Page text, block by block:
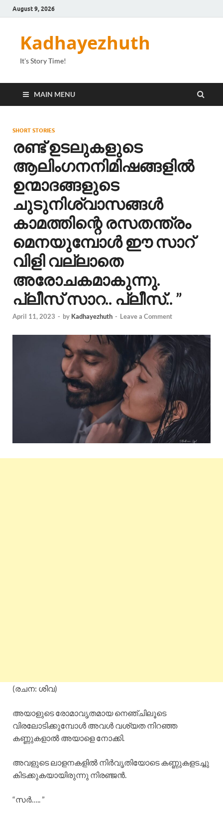
August 9, 2026
Kadhayezhuth
It's Story Time!
MAIN MENU
SHORT STORIES
രണ്ട് ഉടലുകളുടെ
ആലിംഗനനിമിഷങ്ങളിൽ
ഉന്മാദങ്ങളുടെ
ചുടുനിശ്വാസങ്ങൾ
കാമത്തിന്റെ രസതന്ത്രം
മെനയുമ്പോൾ ഈ സാറ്
വിളി വല്ലാതെ
അരോചകമാകുന്നു.
പ്ലീസ് സാറ.. പ്ലീസ്.. ”
April 11, 2023 - by Kadhayezhuth - Leave a Comment
(രചന: ശിവ)
അയാളുടെ രോമാവൃതമായ നെഞ്ചിലൂടെ
വിരലോടിക്കുമ്പോൾ അവൾ വശ്യത നിറഞ്ഞ
കണ്ണുകളാൽ അയാളെ നോക്കി.
അവളുടെ ലാളനകളിൽ നിർവൃതിയോടെ കണ്ണുകളടച്ചു
കിടക്കുകയായിരുന്നു നിരഞ്ജൻ.
“സർ….. ”